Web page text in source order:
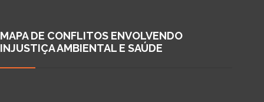
MAPA DE CONFLITOS ENVOLVENDO
INJUSTIÇA AMBIENTAL E SAÚDE